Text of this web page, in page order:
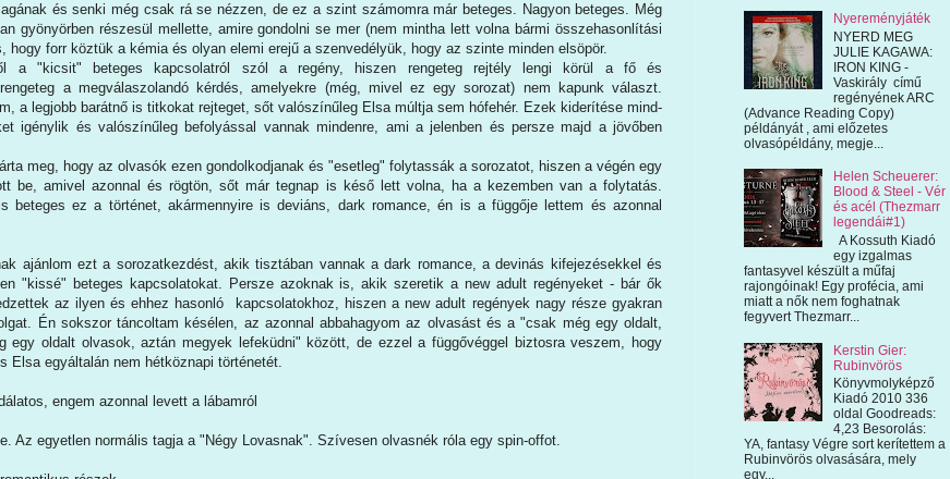
és senki még csak rá se nézzen, de ez a szint számomra már beteges. Nagyon beteges. Még
gyönyörben részesül mellette, amire gondolni se mer (nem mintha lett volna bármi összehasonlítási
hogy forr köztük a kémia és olyan elemi erejű a szenvedélyük, hogy az szinte minden elsöpör.
a "kicsit" beteges kapcsolatról szól a regény, hiszen rengeteg rejtély lengi körül a fő és
a megválaszolandó kérdés, amelyekre (még, mivel ez egy sorozat) nem kapunk választ.
a legjobb barátnő is titkokat rejteget, sőt valószínűleg Elsa múltja sem hófehér. Ezek kiderítése mind-
igénylik és valószínűleg befolyással vannak mindenre, ami a jelenben és persze majd a jövőben
meg, hogy az olvasók ezen gondolkodjanak és "esetleg" folytassák a sorozatot, hiszen a végén egy
be, amivel azonnal és rögtön, sőt már tegnap is késő lett volna, ha a kezemben van a folytatás.
beteges ez a történet, akármennyire is deviáns, dark romance, én is a függője lettem és azonnal
ajánlom ezt a sorozatkezdést, akik tisztában vannak a dark romance, a devinás kifejezésekkel és
"kissé" beteges kapcsolatokat. Persze azoknak is, akik szeretik a new adult regényeket - bár ők
az ilyen és ehhez hasonló kapcsolatokhoz, hiszen a new adult regények nagy része gyakran
Én sokszor táncoltam késélen, az azonnal abbahagyom az olvasást és a "csak még egy oldalt,
egy oldalt olvasok, aztán megyek lefeküdni" között, de ezzel a függővéggel biztosra veszem, hogy
Elsa egyáltalán nem hétköznapi történetét.
engem azonnal levett a lábamról
Az egyetlen normális tagja a "Négy Lovasnak". Szívesen olvasnék róla egy spin-offot.
Nyereményjáték
NYERD MEG
JULIE KAGAWA:
IRON KING -
Vaskirály című
regényének ARC
(Advance Reading Copy)
példányát , ami előzetes
olvasópéldány, megje...
Helen Scheuerer:
Blood & Steel - Vér
és acél (Thezmarr
legendái#1)
A Kossuth Kiadó
egy izgalmas
fantasyvel készült a műfaj
rajongóinak! Egy profécia, ami
miatt a nők nem foghatnak
fegyvert Thezmarr...
Kerstin Gier:
Rubinvörös
Könyvmolyképző
Kiadó 2010 336
oldal Goodreads:
4,23 Besorolás:
YA, fantasy Végre sort kerítettem a
Rubinvörös olvasására, mely
egy...